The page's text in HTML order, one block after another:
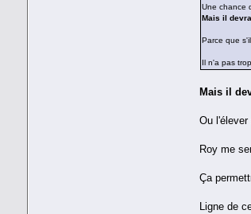
Une chance
Mais il
Parce que
Il n'a pas
Mais il
Ou
Roy me
Ça
Ligne de